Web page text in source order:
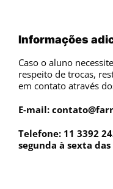
Informações
Caso o aluno
respeito de trocas,
em contato através
E-mail:
Telefone: 11 3392
segunda à sexta